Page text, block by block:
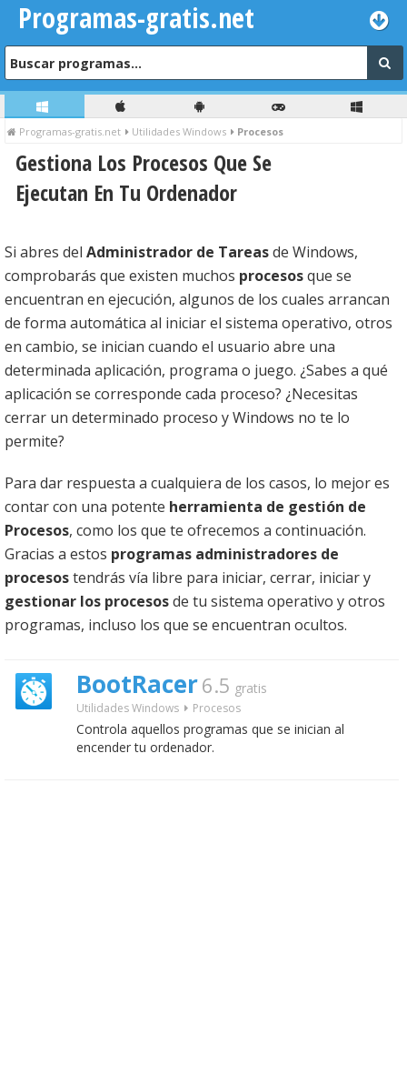
Programas-gratis.net
Programas-gratis.net Utilidades Windows Procesos
Gestiona Los Procesos Que Se
Ejecutan En Tu Ordenador
Si abres del Administrador de Tareasde Windows,
comprobarás que existen muchos procesosque se
encuentran en ejecución, algunos de los cuales arrancan
de forma automática al iniciar el sistema operativo, otros
en cambio, se inician cuando el usuario abre una
determinada aplicación, programa o juego. ¿Sabes a qué
aplicación se corresponde cada proceso? ¿Necesitas
cerrar un determinado proceso y Windows no te lo
permite?
Para dar respuesta a cualquiera de los casos, lo mejor es
contar con una potente herramienta de gestión de
Procesos, como los que te ofrecemos a continuación.
Gracias a estos programas administradores de
procesostendrás vía libre para iniciar, cerrar, iniciar y
gestionar los procesosde tu sistema operativo y otros
programas, incluso los que se encuentran ocultos.
BootRacer6.5 gratis
Utilidades Windows Procesos
Controla aquellos programas que se inician al
encender tu ordenador.